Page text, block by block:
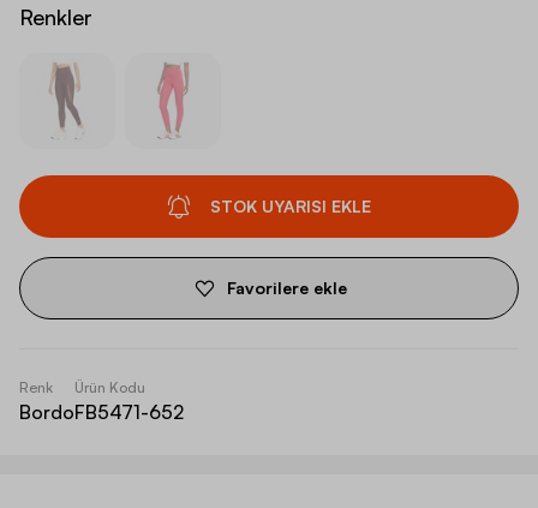
Renkler
STOK UYARISI EKLE
Favorilere ekle
Renk
Bordo
Ürün Kodu
FB5471-652